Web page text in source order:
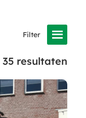
35 resultaten